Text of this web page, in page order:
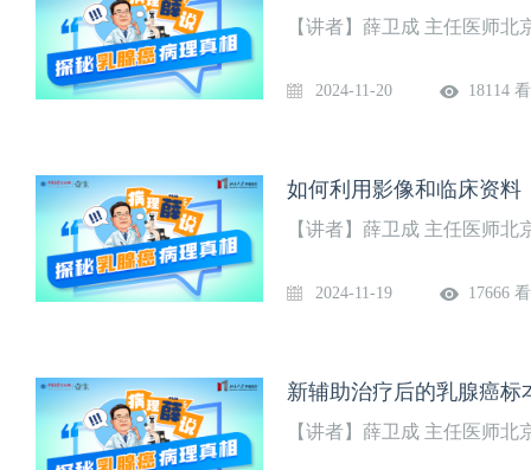
【讲者】薛卫成 主任医师
2024-11-20 18114
如何利用影像和临床资料
【讲者】薛卫成 主任医师
2024-11-19 17666
新辅助治疗后的乳腺癌
【讲者】薛卫成 主任医师